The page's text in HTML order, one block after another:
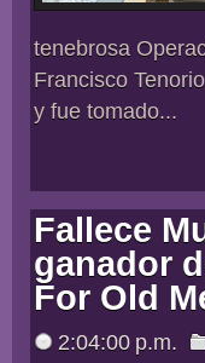
tenebrosa
Francisco
y fue tomado...
Fallece
ganador
For Old
2:04:00 p.m.